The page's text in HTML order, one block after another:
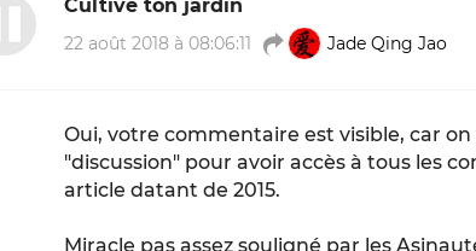
Cultive ton jardin
22 août 2018 à 08:06:11 Jade Qing Jao
Oui, votre commentaire est visible, car
"discussion" pour avoir accès à tous les
article datant de 2015.
Miracle pas assez souligné par les